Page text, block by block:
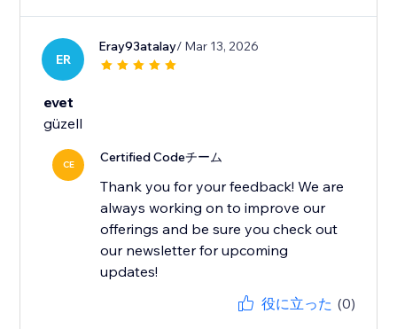
ER
Eray93atalay/ Mar 13, 2026
evet
güzell
CE Certified Codeチーム
Thank you for your feedback! We are
always working on to improve our
offerings and be sure you check out
our newsletter for upcoming
updates!
役に立った (0)